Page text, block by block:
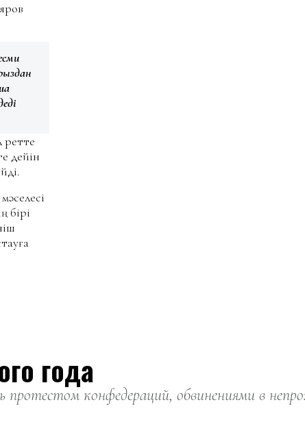
ретте
дейін
бірі
года
конфедераций, обвинениями в